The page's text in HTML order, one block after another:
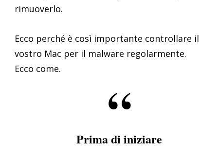
rimuoverlo.
Ecco perché è così importante controllare il
vostro Mac per il malware regolarmente.
Ecco come.
Prima di iniziare